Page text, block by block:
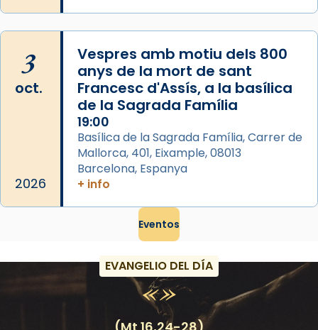
3
oct.
2026
Vespres amb motiu dels 800
anys de la mort de sant
Francesc d'Assís, a la basílica
de la Sagrada Família
19:00
Basílica de la Sagrada Família, Carrer de
Mallorca, 401, Eixample, 08013
Barcelona, Espanya
+ info
Eventos
EVANGELIO DEL DÍA